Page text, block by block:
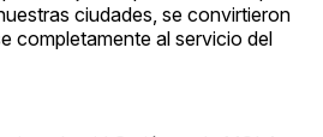
ciudades, se convirtieron
completamente al servicio del